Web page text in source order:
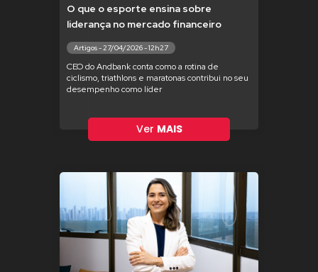
O que o esporte ensina sobre
liderança no mercado financeiro
Artigos - 27/04/2026 - 12h27
CEO do Andbank conta como a rotina de
ciclismo, triathlons e maratonas contribui no seu
desempenho como líder
Ver MAIS